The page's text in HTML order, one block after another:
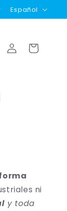
💶
d
o
Español
Iniciar
sesión
Carrito
ni
y toda